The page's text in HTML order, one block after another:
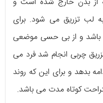
لب تزریق می شود. برای
باشد و از بی حسی موضعی
چربی انجام شد فرد می
بدهد و برای این که روند
کوتاه مدت می باشد.